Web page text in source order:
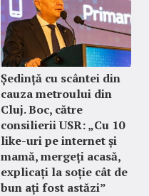
Ședință cu scântei din
cauza metroului din
Cluj. Boc, către
consilierii USR: „Cu 10
like-uri pe internet și
mamă, mergeți acasă,
explicați la soție cât de
bun ați fost astăzi”